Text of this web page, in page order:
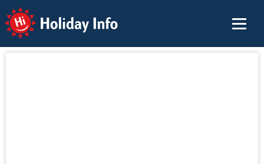
Holiday Info